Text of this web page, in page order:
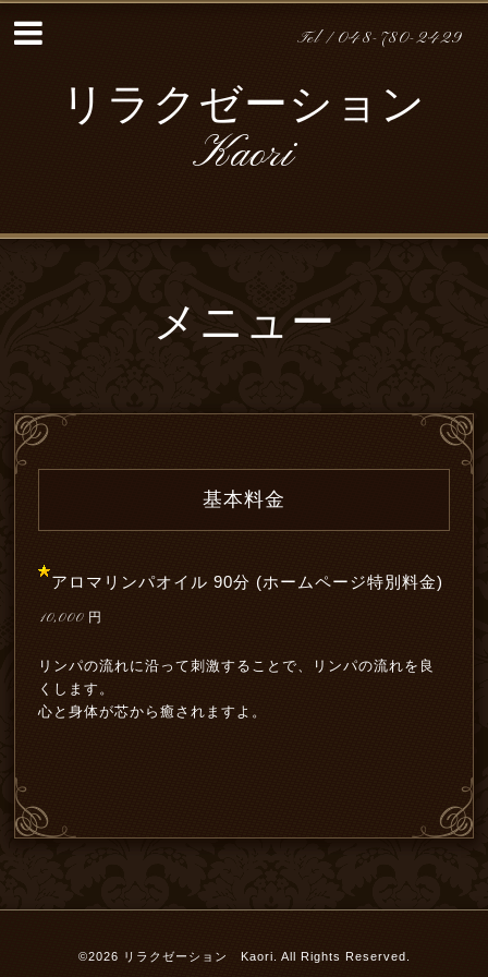
Tel / 048-780-2429
リラクゼーション
Kaori
メニュー
基本料金
アロマリンパオイル 90分 (ホームページ特別料金)
10,000 円
リンパの流れに沿って刺激することで、リンパの流れを良
くします。
心と身体が芯から癒されますよ。
©2026 リラクゼーション Kaori . All Rights Reserved.